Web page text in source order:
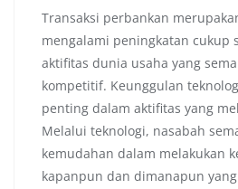
Transaksi perbankan
mengalami peningkatan cukup
aktifitas dunia usaha yang
kompetitif. Keunggulan
penting dalam aktifitas yang
Melalui teknologi, nasabah
kemudahan dalam melakukan
kapanpun dan dimanapun